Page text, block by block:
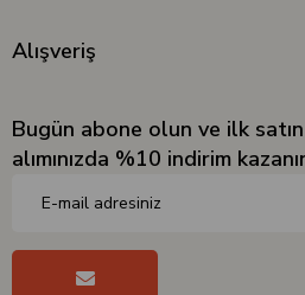
Alışveriş
Bugün abone olun ve ilk satın
alımınızda %10 indirim